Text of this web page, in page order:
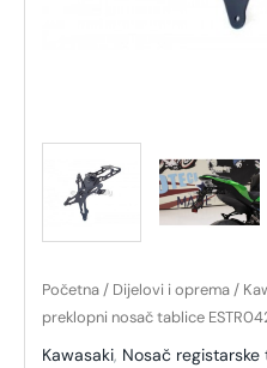
Početna / Dijelovi i oprema /
preklopni nosač tablice
Kawasaki, Nosač registarske